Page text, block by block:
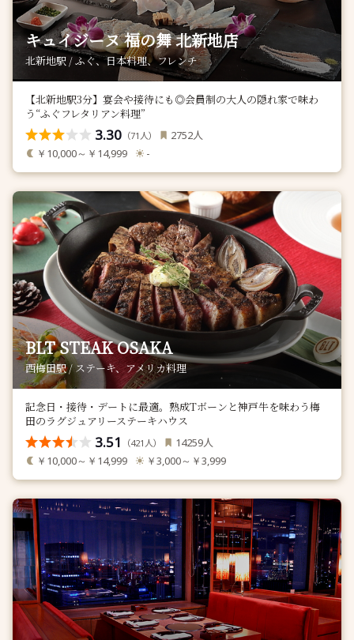
キュイジーヌ 福の舞 北新地店
北新地駅 / ふぐ、日本料理、フレンチ
【北新地駅3分】宴会や接待にも◎会員制の大人の隠れ家で味わ
う“ふぐフレタリアン料理”
3.30 （71 人） 2752人
￥10,000～￥14,999 -
BLT STEAK OSAKA
西梅田駅 / ステーキ、アメリカ料理
記念日・接待・デートに最適。熟成Tボーンと神戸牛を味わう梅
田のラグジュアリーステーキハウス
3.51 （421 人） 14259人
￥10,000～￥14,999 ￥3,000～￥3,999